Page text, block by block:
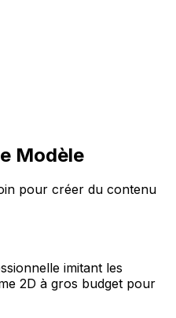
Modèle
pour créer du contenu
imitant les
2D à gros budget pour